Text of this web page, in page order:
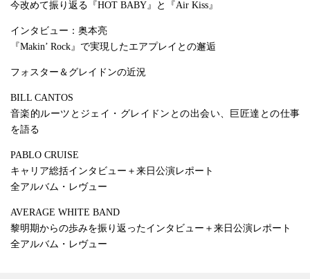
今改めて振り返る『HOT BABY』と『Air Kiss』
インタビュー：奥本亮
『Makin’ Rock』で実現したエアプレイとの邂逅
フォスター＆グレイドンの近況
BILL CANTOS
音楽的ルーツとジェイ・グレイドンとの出会い、巨匠達との仕事
を語る
PABLO CRUISE
キャリア総括インタビュー＋来日公演レポート
全アルバム・レヴュー
AVERAGE WHITE BAND
黎明期からの歩みを振り返ったインタビュー＋来日公演レポート
全アルバム・レヴュー